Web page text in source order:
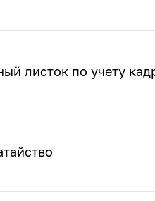
листок по учету